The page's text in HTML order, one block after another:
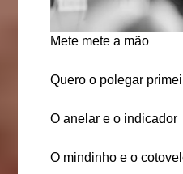
Mete mete a mão
Quero o polegar
O anelar e o indicador
O mindinho e o